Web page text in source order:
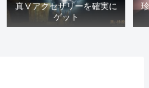
真Ⅴアクセサリーを確実に
ゲット